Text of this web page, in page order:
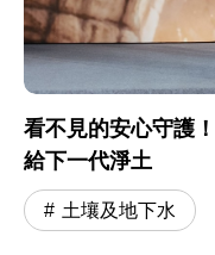
看不見的安心守護
給下一代淨土
土壤及地下水